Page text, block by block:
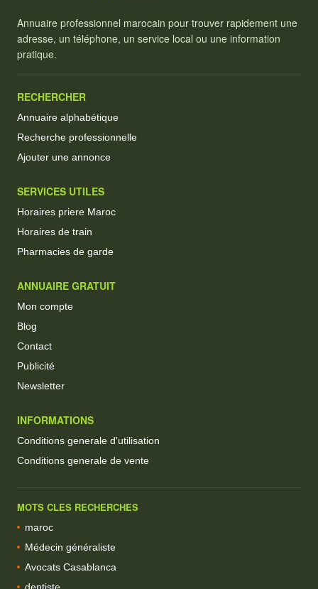
Annuaire professionnel marocain pour trouver rapidement une
adresse, un téléphone, un service local ou une information
pratique.
RECHERCHER
Annuaire alphabétique
Recherche professionnelle
Ajouter une annonce
SERVICES UTILES
Horaires priere Maroc
Horaires de train
Pharmacies de garde
ANNUAIRE GRATUIT
Mon compte
Blog
Contact
Publicité
Newsletter
INFORMATIONS
Conditions generale d'utilisation
Conditions generale de vente
MOTS CLES RECHERCHES
maroc
Médecin généraliste
Avocats Casablanca